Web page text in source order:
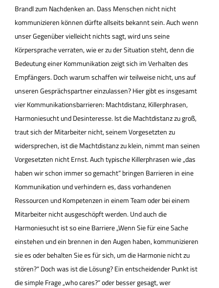
Brandl zum Nachdenken an. Dass Menschen nicht nicht
kommunizieren können dürfte allseits bekannt sein. Auch wenn
unser Gegenüber vielleicht nichts sagt, wird uns seine
Körpersprache verraten, wie er zu der Situation steht, denn die
Bedeutung einer Kommunikation zeigt sich im Verhalten des
Empfängers. Doch warum schaffen wir teilweise nicht, uns auf
unseren Gesprächspartner einzulassen? Hier gibt es insgesamt
vier Kommunikationsbarrieren: Machtdistanz, Killerphrasen,
Harmoniesucht und Desinteresse. Ist die Machtdistanz zu groß,
traut sich der Mitarbeiter nicht, seinem Vorgesetzten zu
widersprechen, ist die Machtdistanz zu klein, nimmt man seinen
Vorgesetzten nicht Ernst. Auch typische Killerphrasen wie „das
haben wir schon immer so gemacht“ bringen Barrieren in eine
Kommunikation und verhindern es, dass vorhandenen
Ressourcen und Kompetenzen in einem Team oder bei einem
Mitarbeiter nicht ausgeschöpft werden. Und auch die
Harmoniesucht ist so eine Barriere „Wenn Sie für eine Sache
einstehen und ein brennen in den Augen haben, kommunizieren
sie es oder behalten Sie es für sich, um die Harmonie nicht zu
stören?“ Doch was ist die Lösung? Ein entscheidender Punkt ist
die simple Frage „who cares?“ oder besser gesagt, wer